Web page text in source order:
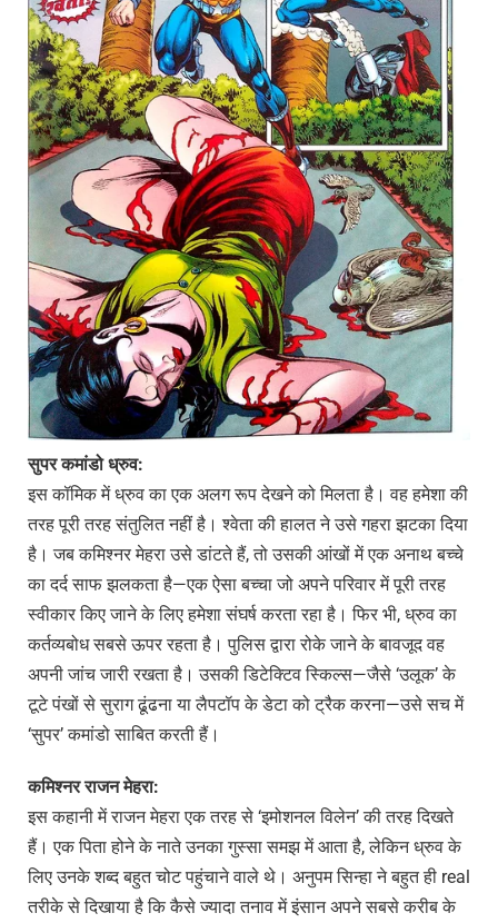
सुपर कमांडो ध्रुव:
इस कॉमिक में ध्रुव का एक अलग रूप देखने को मिलता है। वह हमेशा की
तरह पूरी तरह संतुलित नहीं है। श्वेता की हालत ने उसे गहरा झटका दिया
है। जब कमिश्नर मेहरा उसे डांटते हैं, तो उसकी आंखों में एक अनाथ बच्चे
का दर्द साफ झलकता है—एक ऐसा बच्चा जो अपने परिवार में पूरी तरह
स्वीकार किए जाने के लिए हमेशा संघर्ष करता रहा है। फिर भी, ध्रुव का
कर्तव्यबोध सबसे ऊपर रहता है। पुलिस द्वारा रोके जाने के बावजूद वह
अपनी जांच जारी रखता है। उसकी डिटेक्टिव स्किल्स—जैसे ‘उलूक’ के
टूटे पंखों से सुराग ढूंढना या लैपटॉप के डेटा को ट्रैक करना—उसे सच में
‘सुपर’ कमांडो साबित करती हैं।
कमिश्नरराजनमेहरा:
इस कहानी में राजन मेहरा एक तरह से ‘इमोशनल विलेन’ की तरह दिखते
हैं। एक पिता होने के नाते उनका गुस्सा समझ में आता है, लेकिन ध्रुव के
लिए उनके शब्द बहुत चोट पहुंचाने वाले थे। अनुपम सिन्हा ने बहुत ही real
तरीके से दिखाया है कि कैसे ज्यादा तनाव में इंसान अपने सबसे करीब के